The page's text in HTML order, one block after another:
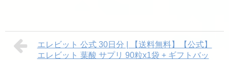
エレビット 公式 30日分 | 【送料無料】【公式】
エレビット 葉酸 サプリ 90粒x1袋 + ギフトバッ